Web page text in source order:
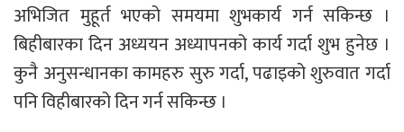
अभिजित मुहूर्त भएको समयमा शुभकार्य गर्न सकिन्छ ।
बिहीबारका दिन अध्ययन अध्यापनको कार्य गर्दा शुभ हुनेछ ।
कुनै अनुसन्धानका कामहरु सुरु गर्दा, पढाइको शुरुवात गर्दा
पनि विहीबारको दिन गर्न सकिन्छ ।